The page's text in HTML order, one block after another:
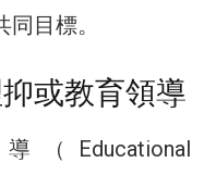
目標。
或教育領導
Educational